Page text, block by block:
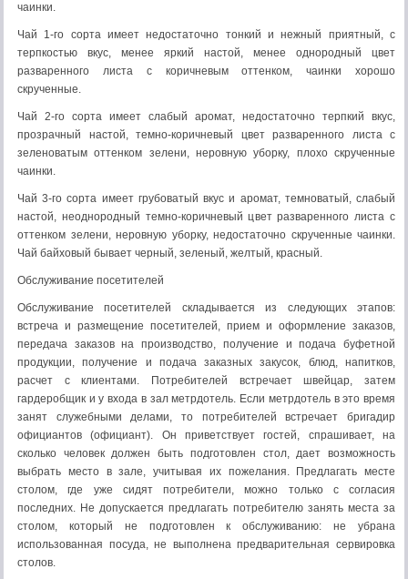
чаинки.
Чай 1-го сорта имеет недостаточно тонкий и нежный приятный, с
терпкостью вкус, менее яркий настой, менее однородный цвет
разваренного листа с коричневым оттенком, чаинки хорошо
скрученные.
Чай 2-го сорта имеет слабый аромат, недостаточно терпкий вкус,
прозрачный настой, темно-коричневый цвет разваренного листа с
зеленоватым оттенком зелени, неровную уборку, плохо скрученные
чаинки.
Чай 3-го сорта имеет грубоватый вкус и аромат, темноватый, слабый
настой, неоднородный темно-коричневый цвет разваренного листа с
оттенком зелени, неровную уборку, недостаточно скрученные чаинки.
Чай байховый бывает черный, зеленый, желтый, красный.
Обслуживание посетителей
Обслуживание посетителей складывается из следующих этапов:
встреча и размещение посетителей, прием и оформление заказов,
передача заказов на производство, получение и подача буфетной
продукции, получение и подача заказных закусок, блюд, напитков,
расчет с клиентами. Потребителей встречает швейцар, затем
гардеробщик и у входа в зал метрдотель. Если метрдотель в это время
занят служебными делами, то потребителей встречает бригадир
официантов (официант). Он приветствует гостей, спрашивает, на
сколько человек должен быть подготовлен стол, дает возможность
выбрать место в зале, учитывая их пожелания. Предлагать месте
столом, где уже сидят потребители, можно только с согласия
последних. Не допускается предлагать потребителю занять места за
столом, который не подготовлен к обслуживанию: не убрана
использованная посуда, не выполнена предварительная сервировка
столов.